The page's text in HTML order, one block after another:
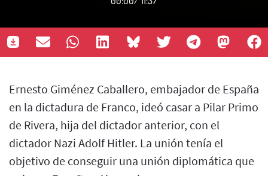
Ernesto Giménez Caballero, embajador de España
en la dictadura de Franco, ideó casar a Pilar Primo
de Rivera, hija del dictador anterior, con el
dictador Nazi Adolf Hitler. La unión tenía el
objetivo de conseguir una unión diplomática que